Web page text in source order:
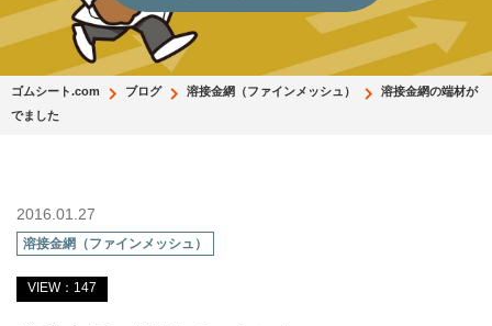
ゴムシート.com ブログ 溶接金網（ファインメッシュ）
溶接金網の端材が
でました
2016.01.27
溶接金網（ファインメッシュ）
VIEW：147